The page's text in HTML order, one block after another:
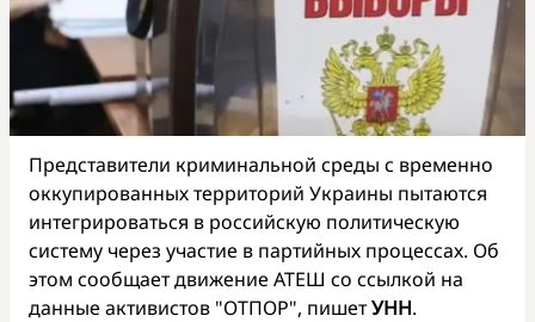
Представители криминальной среды с временно
оккупированных территорий Украины пытаются
интегрироваться в российскую политическую
систему через участие в партийных процессах. Об
этом сообщает движение АТЕШ со ссылкой на
данные активистов "ОТПОР", пишетУНН.